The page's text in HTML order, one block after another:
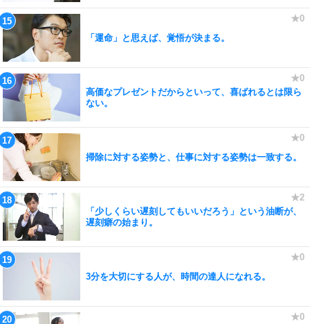
「運命」と思えば、覚悟が決まる。
高価なプレゼントだからといって、喜ばれるとは限ら
ない。
掃除に対する姿勢と、仕事に対する姿勢は一致する。
「少しくらい遅刻してもいいだろう」という油断が、
遅刻癖の始まり。
3分を大切にする人が、時間の達人になれる。